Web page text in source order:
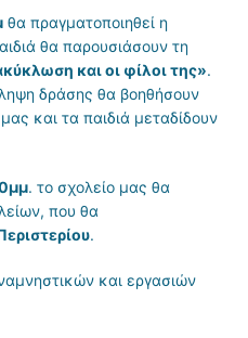
θα πραγματοποιηθεί η
θα παρουσιάσουν τη
και οι φίλοι της».
δράσης θα βοηθήσουν
και τα παιδιά μεταδίδουν
. το σχολείο μας θα
που θα
.
και εργασιών